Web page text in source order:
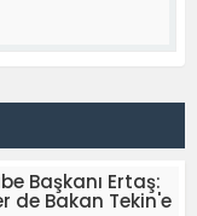
Başkanı Ertaş:
de Bakan Tekin'e